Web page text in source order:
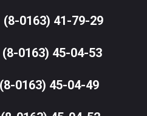
0163) 41-79-29
(8-0163) 45-04-53
(8-0163) 45-04-49